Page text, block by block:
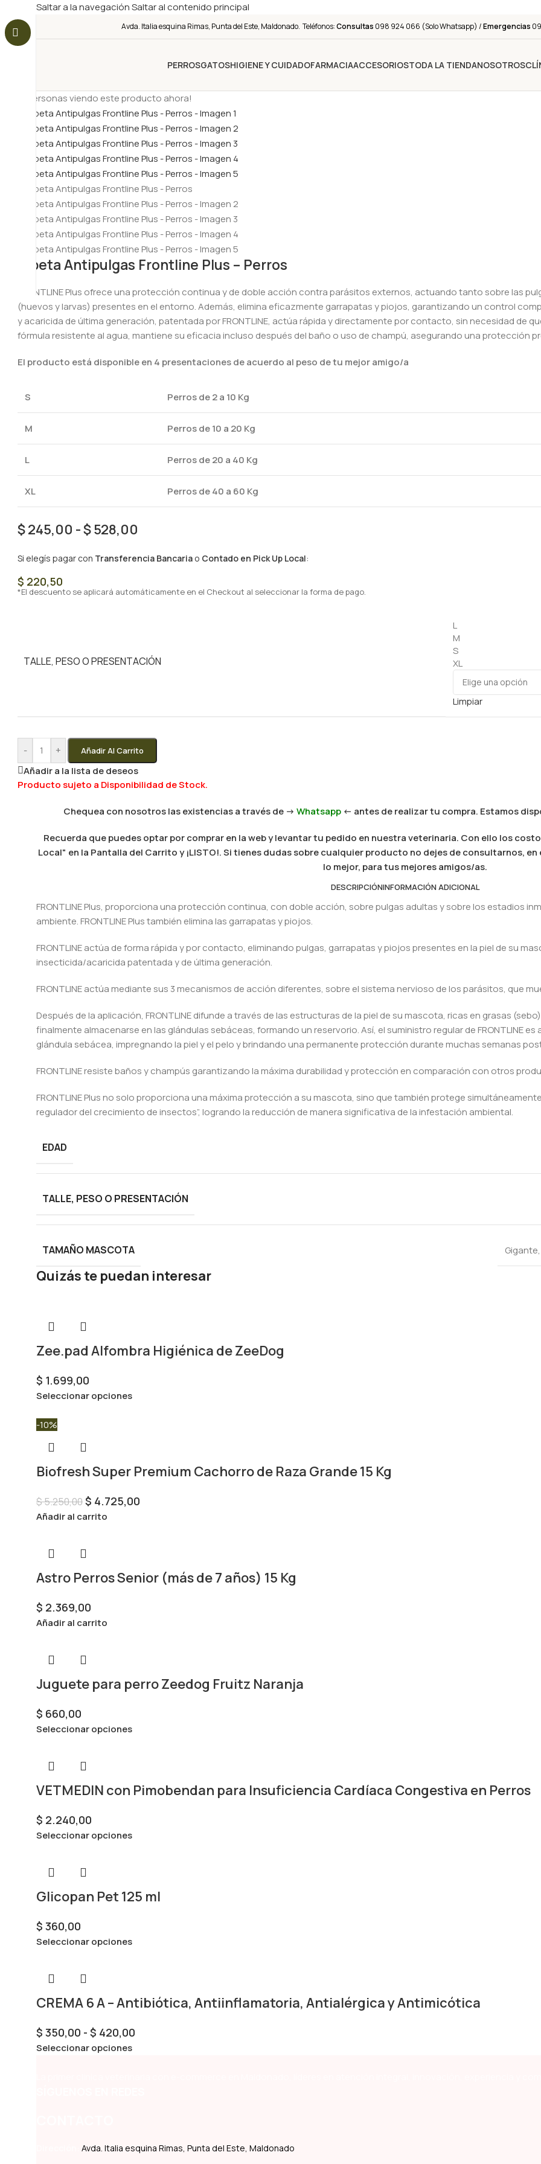
Saltar a la navegaciónSaltar al contenido principal
Avda. Italia esquina Rimas, Punta del Este, Maldonado. Teléfonos:Consultas 098 924 066 (Solo Whatsapp) /Emergencias
PERROSGATOSHIGIENE Y CUIDADOFARMACIAACCESORIOSTODA LA TIENDANOSOTROS
¡Personas viendo este producto ahora!
Pipeta Antipulgas Frontline Plus – Perros
FRONTLINE Plus ofrece una protección continua y de doble acción contra parásitos externos, actuando tanto sobre las
(huevos y larvas) presentes en el entorno. Además, elimina eficazmente garrapatas y piojos, garantizando un control
y acaricida de última generación, patentada por FRONTLINE, actúa rápida y directamente por contacto, sin necesidad de
fórmula resistente al agua, mantiene su eficacia incluso después del baño o uso de champú, asegurando una protección
El producto está disponible en 4 presentaciones de acuerdo al peso de tu mejor amigo/a
S Perros de 2 a 10 Kg
M Perros de 10 a 20 Kg
L Perros de 20 a 40 Kg
XL Perros de 40 a 60 Kg
$245,00 -$528,00
Si elegís pagar con Transferencia Bancaria o Contado en Pick Up Local:
$ 220,50
*El descuento se aplicará automáticamente en el Checkout al seleccionar la forma de pago.
TALLE, PESO O PRESENTACIÓN
L
M
S
XL
Limpiar
- + Añadir Al Carrito
Añadir a la lista de deseos
Producto sujeto a Disponibilidad de Stock.
Chequea con nosotros las existencias a través de -> Whatsapp <- antes de realizar tu compra. Estamos
Recuerda que puedes optar por comprar en la web y levantar tu pedido en nuestra veterinaria. Con ello los
Local" en la Pantalla del Carrito y ¡LISTO!. Si tienes dudas sobre cualquier producto no dejes de consultarnos,
lo mejor, para tus mejores amigos/as.
DESCRIPCIÓNINFORMACIÓN ADICIONAL
FRONTLINE Plus, proporciona una protección continua, con doble acción, sobre pulgas adultas y sobre los estadios
ambiente. FRONTLINE Plus también elimina las garrapatas y piojos.
FRONTLINE actúa de forma rápida y por contacto, eliminando pulgas, garrapatas y piojos presentes en la piel de su
insecticida/acaricida patentada y de última generación.
FRONTLINE actúa mediante sus 3 mecanismos de acción diferentes, sobre el sistema nervioso de los parásitos, que
Después de la aplicación, FRONTLINE difunde a través de las estructuras de la piel de su mascota, ricas en grasas
finalmente almacenarse en las glándulas sebáceas, formando un reservorio. Así, el suministro regular de FRONTLINE
glándula sebácea, impregnando la piel y el pelo y brindando una permanente protección durante muchas semanas
FRONTLINE resiste baños y champús garantizando la máxima durabilidad y protección en comparación con otros
FRONTLINE Plus no solo proporciona una máxima protección a su mascota, sino que también protege
regulador del crecimiento de insectos”, logrando la reducción de manera significativa de la infestación ambiental.
EDAD
TALLE, PESO O PRESENTACIÓN
TAMAÑO MASCOTA Gigante,
Quizás te puedan interesar
Zee.pad Alfombra Higiénica de ZeeDog
$ 1.699,00
Seleccionar opciones
-10%
Biofresh Super Premium Cachorro de Raza Grande 15 Kg
$5.250,00$ 4.725,00
Añadir al carrito
Astro Perros Senior (más de 7 años) 15 Kg
$ 2.369,00
Añadir al carrito
Juguete para perro Zeedog Fruitz Naranja
$ 660,00
Seleccionar opciones
VETMEDIN con Pimobendan para Insuficiencia Cardíaca Congestiva en Perros
$ 2.240,00
Seleccionar opciones
Glicopan Pet 125 ml
$ 360,00
Seleccionar opciones
CREMA 6 A – Antibiótica, Antiinflamatoria, Antialérgica y Antimicótica
$ 350,00 - $ 420,00
Seleccionar opciones
Avda. Italia esquina Rimas, Punta del Este, Maldonado